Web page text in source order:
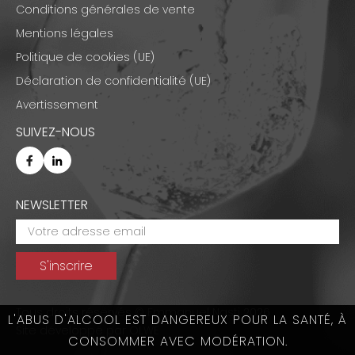
L'ABUS D'ALCOOL EST DANGEREUX POUR LA SANTÉ, À
CONSOMMER AVEC MODÉRATION.
Conditions générales de vente
Mentions légales
Politique de cookies (UE)
Déclaration de confidentialité (UE)
Avertissement
SUIVEZ-NOUS
NEWSLETTER
Tous droits réservés © Emmanuel Nasti 2026